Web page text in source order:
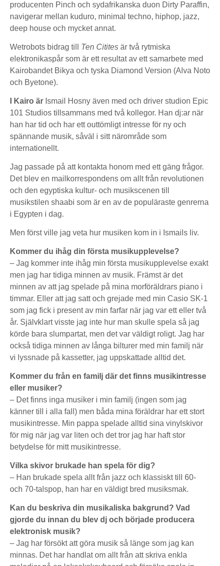
producenten Pinch och sydafrikanska duon Dirty Paraffin,
navigerar mellan kuduro, minimal techno, hiphop, jazz,
deep house och mycket annat.
Wetrobots bidrag till Ten Citites är två rytmiska
elektronikaspår som är ett resultat av ett samarbete med
Kairobandet Bikya och tyska Diamond Version (Alva Noto
och Byetone).
I Kairo är Ismail Hosny även med och driver studion Epic
101 Studios tillsammans med två kollegor. Han dj:ar när
han har tid och har ett outtömligt intresse för ny och
spännande musik, såväl i sitt närområde som
internationellt.
Jag passade på att kontakta honom med ett gäng frågor.
Det blev en mailkorrespondens om allt från revolutionen
och den egyptiska kultur- och musikscenen till
musikstilen shaabi som är en av de populäraste genrerna
i Egypten i dag.
Men först ville jag veta hur musiken kom in i Ismails liv.
Kommer du ihåg din första musikupplevelse?
– Jag kommer inte ihåg min första musikupplevelse exakt
men jag har tidiga minnen av musik. Främst är det
minnen av att jag spelade på mina morföräldrars piano i
timmar. Eller att jag satt och grejade med min Casio SK-1
som jag fick i present av min farfar när jag var ett eller två
år. Självklart visste jag inte hur man skulle spela så jag
körde bara slumpartat, men det var väldigt roligt. Jag har
också tidiga minnen av långa bilturer med min familj när
vi lyssnade på kassetter, jag uppskattade alltid det.
Kommer du från en familj där det finns musikintresse
eller musiker?
– Det finns inga musiker i min familj (ingen som jag
känner till i alla fall) men båda mina föräldrar har ett stort
musikintresse. Min pappa spelade alltid sina vinylskivor
för mig när jag var liten och det tror jag har haft stor
betydelse för mitt musikintresse.
Vilka skivor brukade han spela för dig?
– Han brukade spela allt från jazz och klassiskt till 60-
och 70-talspop, han har en väldigt bred musiksmak.
Kan du beskriva din musikaliska bakgrund? Vad
gjorde du innan du blev dj och började producera
elektronisk musik?
– Jag har försökt att göra musik så länge som jag kan
minnas. Det har handlat om allt från att skriva enkla